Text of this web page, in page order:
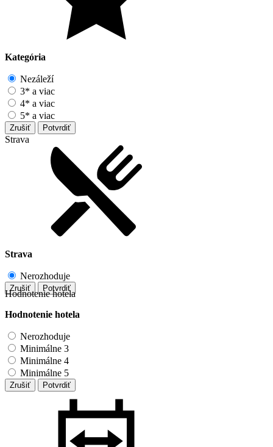
Kategória
Nezáleží
3* a viac
4* a viac
5* a viac
Zrušiť Potvrdiť
Strava
Strava
Nerozhoduje
Zrušiť Potvrdiť
Hodnotenie hotela
Hodnotenie hotela
Nerozhoduje
Minimálne 3
Minimálne 4
Minimálne 5
Zrušiť Potvrdiť